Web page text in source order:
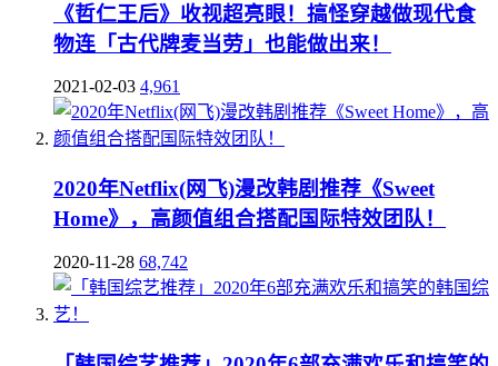
《哲仁王后》收视超亮眼！搞怪穿越做现代食
物连「古代牌麦当劳」也能做出来！
2021-02-03 4,961
2020年Netflix(网飞)漫改韩剧推荐《Sweet
Home》，高颜值组合搭配国际特效团队！
2020-11-28 68,742